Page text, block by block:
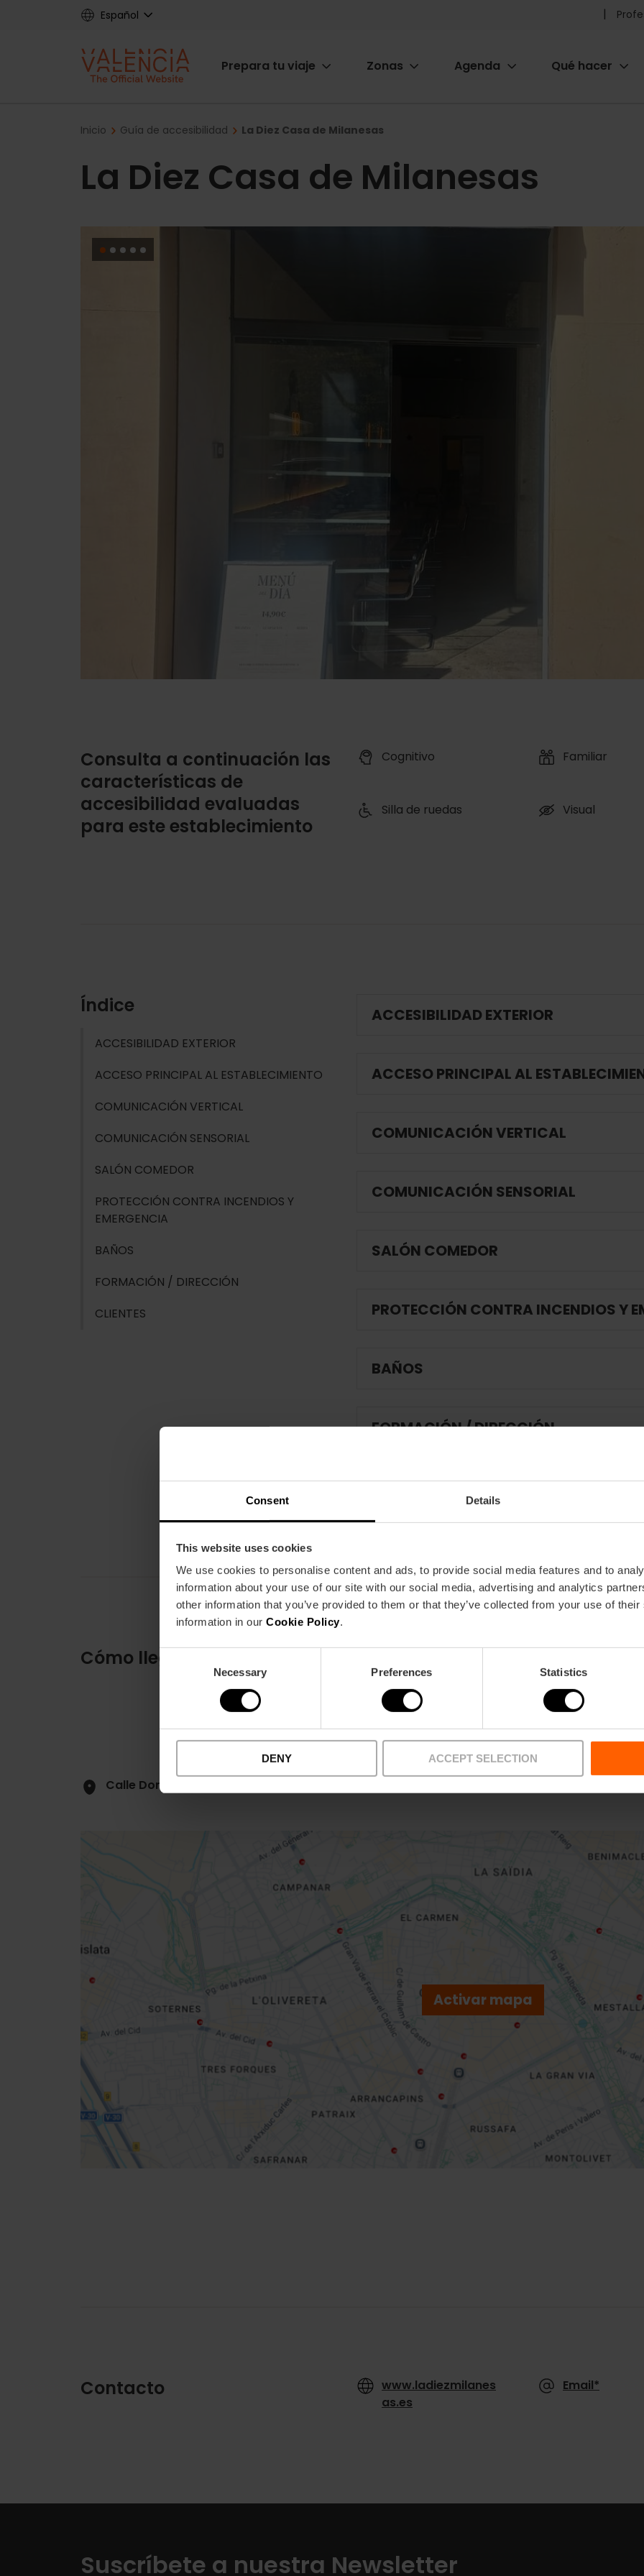
Consent Details
This website uses cookies
We use cookies to personalise content and ads, to provide social media features and to
information about your use of our site with our social media, advertising and analytics
other information that you’ve provided to them or that they’ve collected from your use of
information in our Cookie Policy.
Consent
Necessary Preferences Statistics
DENY ACCEPT SELECTION
Español
Main
Prepara tu viaje Zonas Agenda Qué hacer
Breadcrumb
Inicio Guía de accesibilidad La Diez Casa de Milanesas
La Diez Casa de Milanesas
Consulta a continuación las
características de
accesibilidad evaluadas
para este establecimiento
Cognitivo Familiar
Silla de ruedas Visual
Índice
ACCESIBILIDAD EXTERIOR
ACCESO PRINCIPAL AL ESTABLECIMIENTO
COMUNICACIÓN VERTICAL
COMUNICACIÓN SENSORIAL
SALÓN COMEDOR
PROTECCIÓN CONTRA INCENDIOS Y
EMERGENCIA
BAÑOS
FORMACIÓN / DIRECCIÓN
CLIENTES
ACCESIBILIDAD EXTERIOR
ACCESO PRINCIPAL AL
COMUNICACIÓN VERTICAL
COMUNICACIÓN SENSORIAL
SALÓN COMEDOR
PROTECCIÓN CONTRA INCENDIOS Y
BAÑOS
FORMACIÓN / DIRECCIÓN
CLIENTES
Cómo llegar
Calle Don Armando Palacio Valdés, 1
Activar mapa
Cómo llegar
sidebar
Contacto
www.ladiezmilanes
as.es
Email*
Suscríbete a nuestra Newsletter